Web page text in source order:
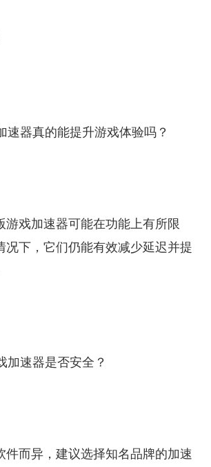
速器真的能提升游戏体验吗？
游戏加速器可能在功能上有所限
况下，它们仍能有效减少延迟并提
加速器是否安全？
件而异，建议选择知名品牌的加速